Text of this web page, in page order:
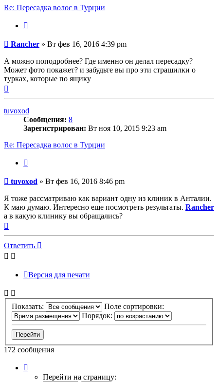
Re: Пересадка волос в Турции
Сообщение
Rancher » Вт фев 16, 2016 4:39 pm
А можно поподробнее? Где именно он делал пересадку?
Может фото покажет? и забудьте вы про эти страшилки о
турках, которые по ящику
tuvoxod
Сообщения: 8
Зарегистрирован: Вт ноя 10, 2015 9:23 am
Re: Пересадка волос в Турции
Сообщение
tuvoxod » Вт фев 16, 2016 8:46 pm
Я тоже рассматриваю как вариант одну из клиник в Анталии.
К маю думаю. Интересно еще посмотреть результаты. Rancher
а в какую клинику вы обращались?
началу
Ответить
Версия для печати
Показать:
Поле сортировки:
Порядок:
172 сообщения
Перейти на страницу: